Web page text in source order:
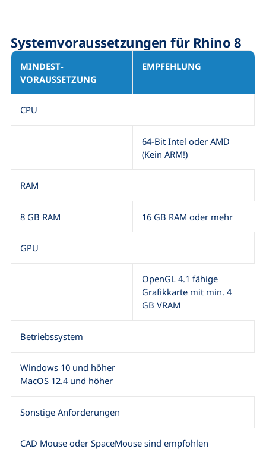
Systemvoraussetzungen für Rhino 8
MINDEST­
VORAUSSETZUNG
EMPFEHLUNG
CPU
64-Bit Intel oder AMD
(Kein ARM!)
RAM
8 GB RAM 16 GB RAM oder mehr
GPU
OpenGL 4.1 fähige
Grafikkarte mit min. 4
GB VRAM
Betriebssystem
Windows 10 und höher
MacOS 12.4 und höher
Sonstige Anforderungen
CAD Mouse oder SpaceMouse sind empfohlen